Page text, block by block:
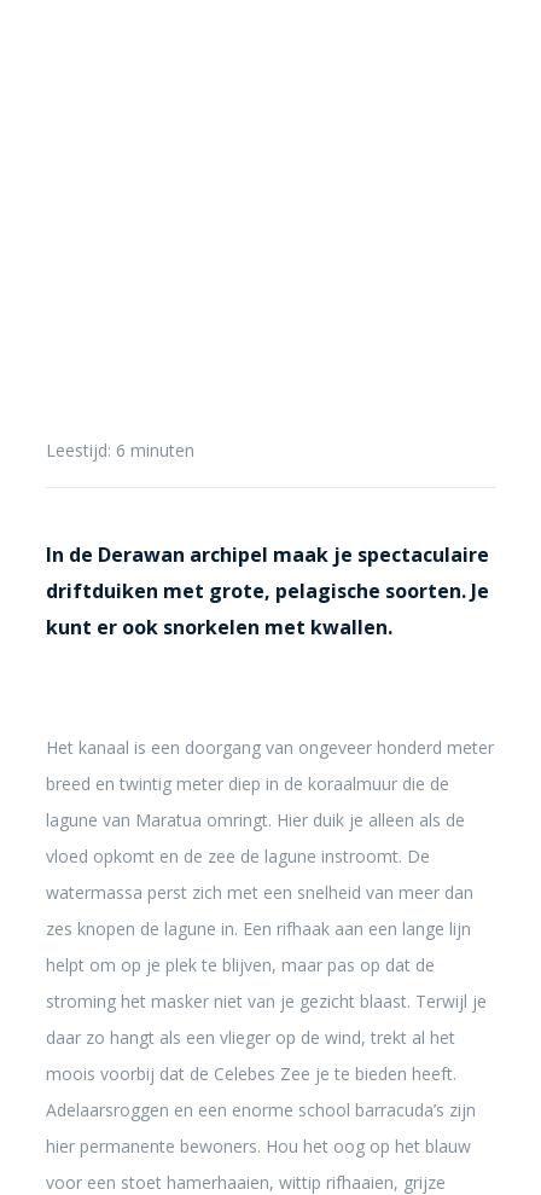
Leestijd: 6 minuten
In de Derawan archipel maak je spectaculaire
driftduiken met grote, pelagische soorten. Je
kunt er ook snorkelen met kwallen.
Het kanaal is een doorgang van ongeveer honderd meter
breed en twintig meter diep in de koraalmuur die de
lagune van Maratua omringt. Hier duik je alleen als de
vloed opkomt en de zee de lagune instroomt. De
watermassa perst zich met een snelheid van meer dan
zes knopen de lagune in. Een rifhaak aan een lange lijn
helpt om op je plek te blijven, maar pas op dat de
stroming het masker niet van je gezicht blaast. Terwijl je
daar zo hangt als een vlieger op de wind, trekt al het
moois voorbij dat de Celebes Zee je te bieden heeft.
Adelaarsroggen en een enorme school barracuda’s zijn
hier permanente bewoners. Hou het oog op het blauw
voor een stoet hamerhaaien, wittip rifhaaien, grijze